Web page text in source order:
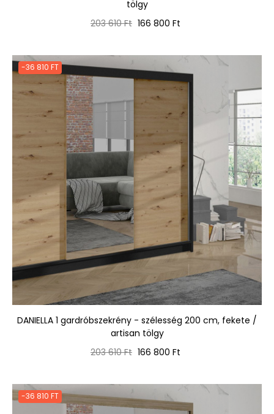
tölgy
Normál
203 610 Ft Ár
166 800 Ft
-36 810 FT
DANIELLA 1 gardróbszekrény - szélesség 200 cm, fekete /
artisan tölgy
Normál
203 610 Ft Ár
166 800 Ft
-36 810 FT